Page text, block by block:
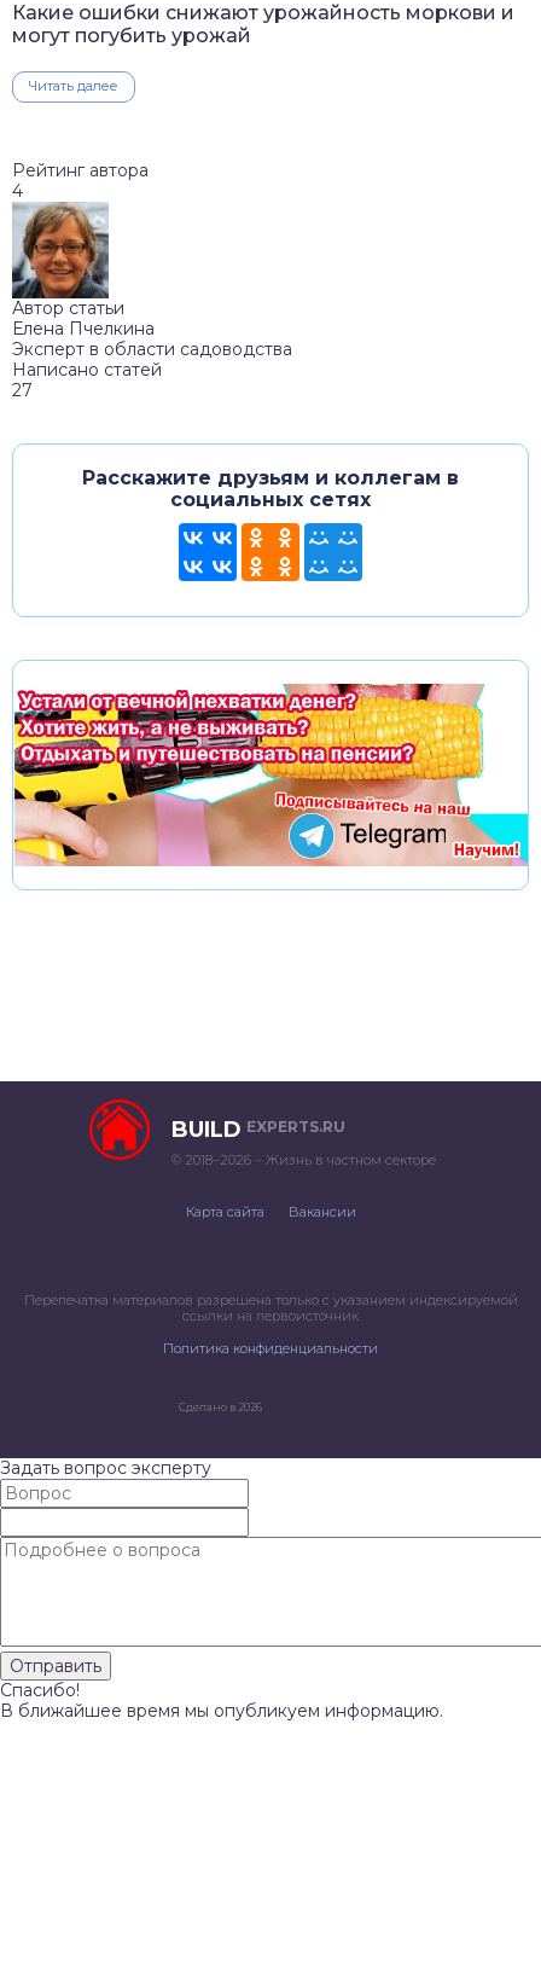
Какие ошибки снижают урожайность моркови и
могут погубить урожай
Читать далее
Рейтинг автора
4
Автор статьи
Елена Пчелкина
Эксперт в области садоводства
Написано статей
27
Расскажите друзьям и коллегам в
социальных сетях
BUILD EXPERTS.RU
© 2018–2026 – Жизнь в частном секторе
Карта сайта Вакансии
Перепечатка материалов разрешена только с указанием индексируемой
ссылки на первоисточник
Политика конфиденциальности
Сделано в 2026
Задать вопрос эксперту
Спасибо!
В ближайшее время мы опубликуем информацию.